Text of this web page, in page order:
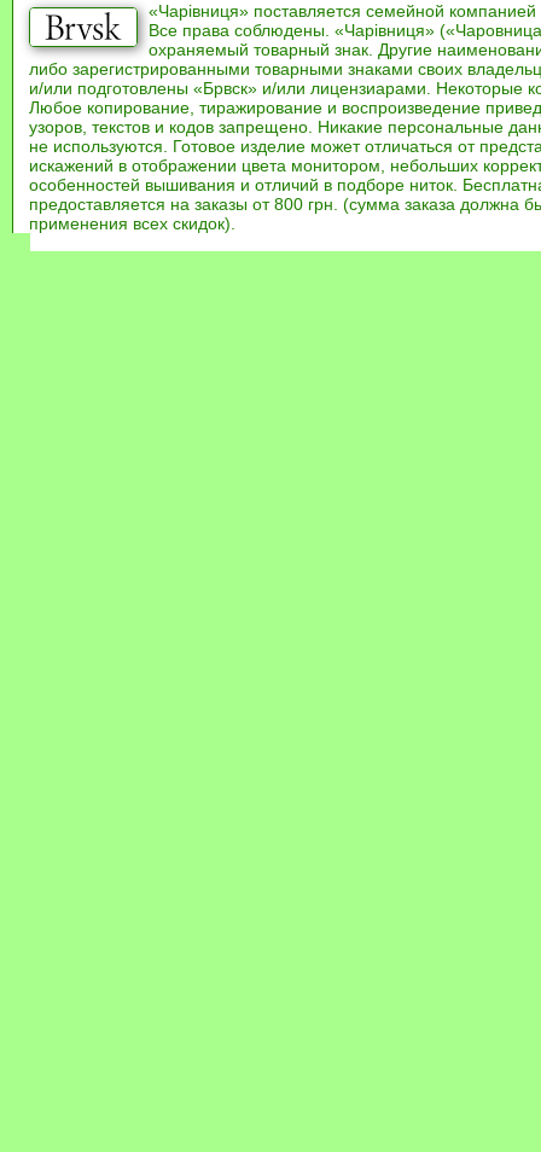
«Чарівниця» поставляется семейной компанией
Все права соблюдены. «Чарівниця»
охраняемый товарный знак. Другие
либо зарегистрированными товарными знаками своих
и/или подготовлены «Брвск» и/или лицензиарами. Некоторые
Любое копирование, тиражирование и воспроизведение
узоров, текстов и кодов запрещено. Никакие персональные
не используются. Готовое изделие может отличаться от
искажений в отображении цвета монитором, небольших
особенностей вышивания и отличий в подборе ниток.
предоставляется на заказы от 800 грн. (сумма заказа должна
применения всех скидок).